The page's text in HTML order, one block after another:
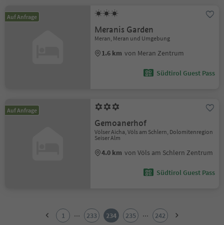
Auf Anfrage
Meranis Garden
Meran, Meran und Umgebung
1.6 km von Meran Zentrum
Südtirol Guest Pass
Auf Anfrage
Gemoanerhof
Völser Aicha, Völs am Schlern, Dolomitenregion
Seiser Alm
4.0 km von Völs am Schlern Zentrum
Südtirol Guest Pass
1 ... 233 234 235 ...
242